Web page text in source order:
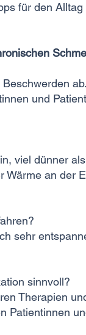
für den
und
viel dünner
Wärme an
sehr
sinnvoll?
Therapien
Patientinnen